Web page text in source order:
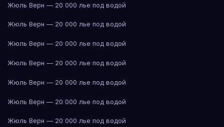
Жюль Верн — 20 000 лье под водой
Жюль Верн — 20 000 лье под водой
Жюль Верн — 20 000 лье под водой
Жюль Верн — 20 000 лье под водой
Жюль Верн — 20 000 лье под водой
Жюль Верн — 20 000 лье под водой
Жюль Верн — 20 000 лье под водой